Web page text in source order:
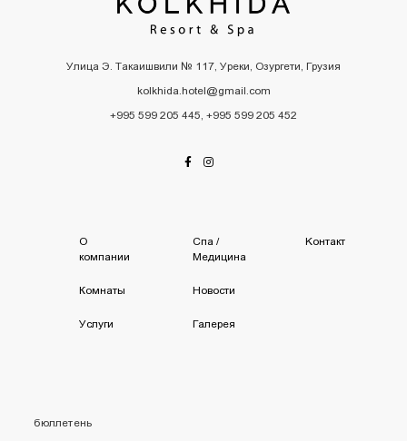
Улица Э. Такаишвили № 117, Уреки, Озургети, Грузия
kolkhida.hotel@gmail.com
+995 599 205 445, +995 599 205 452
О
компании
Комнаты
Услуги
Спа /
Mедицина
Новости
Галерея
Kонтакт
бюллетень